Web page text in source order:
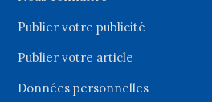
Publier votre publicité
Publier votre article
Données personnelles